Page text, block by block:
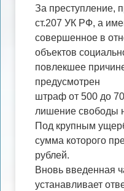
За преступление,
ст.207 УК РФ, а
совершенное в
объектов
повлекшее
предусмотрен
штраф от 500 до
лишение свободы
Под крупным
сумма которого
рублей.
Вновь введенная
устанавливает